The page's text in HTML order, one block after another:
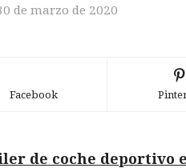
de marzo de 2020
Facebook
de coche deportivo